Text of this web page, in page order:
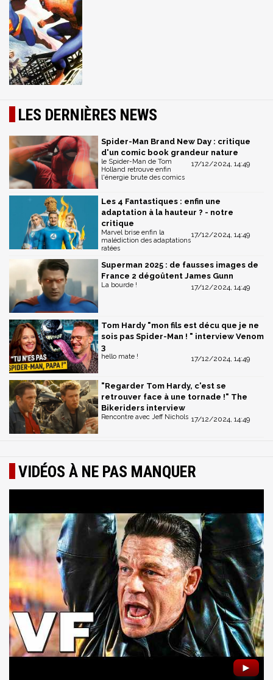
LES DERNIÈRES NEWS
Spider-Man Brand New Day : critique
d'un comic book grandeur nature
17/12/2024, 14:49
le Spider-Man de Tom
Holland retrouve enfin
l'énergie brute des comics
Les 4 Fantastiques : enfin une
adaptation à la hauteur ? - notre
critique
17/12/2024, 14:49
Marvel brise enfin la
malédiction des adaptations
ratées
Superman 2025 : de fausses images de
France 2 dégoûtent James Gunn
17/12/2024, 14:49
La bourde !
Tom Hardy "mon fils est décu que je ne
sois pas Spider-Man ! " interview Venom
3
17/12/2024, 14:49
hello mate !
"Regarder Tom Hardy, c'est se
retrouver face à une tornade !" The
Bikeriders interview
17/12/2024, 14:49
Rencontre avec Jeff Nichols
VIDÉOS À NE PAS MANQUER
►